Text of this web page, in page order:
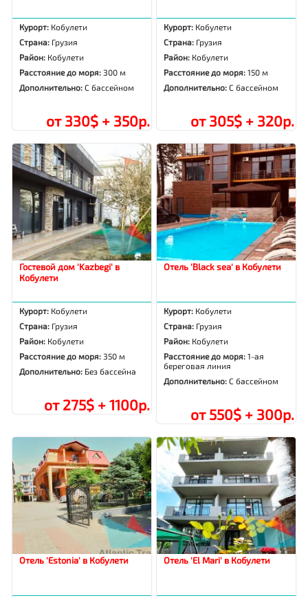
Курорт: Кобулети
Страна: Грузия
Район: Кобулети
Расстояние до моря: 300 м
Дополнительно:С бассейном
от 330$ + 350р.
Курорт: Кобулети
Страна: Грузия
Район: Кобулети
Расстояние до моря:150 м
Дополнительно:С бассейном
от 305$ + 320р.
Гостевой дом 'Kazbegi' в
Кобулети
Курорт: Кобулети
Страна: Грузия
Район: Кобулети
Расстояние до моря: 350 м
Дополнительно: Без бассейна
от 275$ + 1100р.
Отель 'Black sea' в Кобулети
Курорт: Кобулети
Страна: Грузия
Район: Кобулети
Расстояние до моря:1-ая
береговая линия
Дополнительно:С бассейном
от 550$ + 300р.
Отель 'Estonia' в Кобулети Отель 'El Mari' в Кобулети